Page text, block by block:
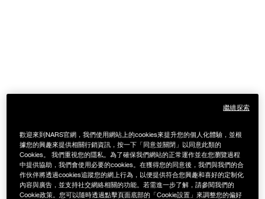
歡迎來到NARS官網，我們使用網站上的cookies來提升您的個人化體驗，並根
據您的興趣來提供相關行銷資訊，按一下「同意並關閉」以同意此類的
Cookies。 我們重視您的隱私。為了確保我們網站的正常運作並在您瀏覽過程
中提供協助，我們會使用必要的cookies。在獲得您的同意後，我們與我們的合
作伙伴將透過cookies追蹤您的網上行為，以便提供符合您興趣和喜好的定制化
內容與廣告，並支持社交網絡相關的功能。若需進一步了解，請參閱我們的
Cookie政策。您可以隨時透過點擊頁面底部的「Cookie設置」來調整您的偏好
繼續探索